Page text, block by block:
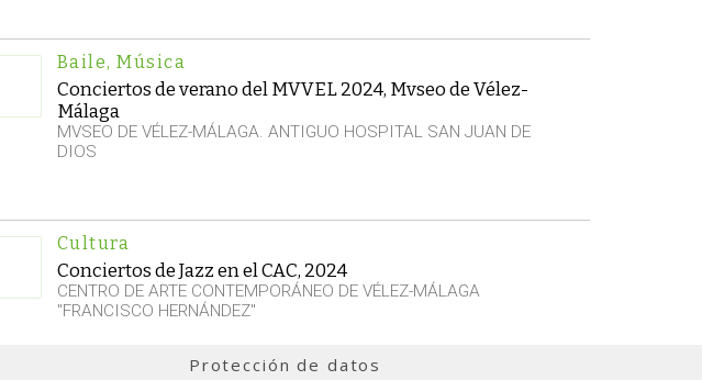
Baile, Música
Conciertos de verano del MVVEL 2024, Mvseo de Vélez-
Málaga
MVSEO DE VÉLEZ-MÁLAGA. ANTIGUO HOSPITAL SAN JUAN DE
DIOS
Cultura
Conciertos de Jazz en el CAC, 2024
CENTRO DE ARTE CONTEMPORÁNEO DE VÉLEZ-MÁLAGA
"FRANCISCO HERNÁNDEZ"
Protección de datos